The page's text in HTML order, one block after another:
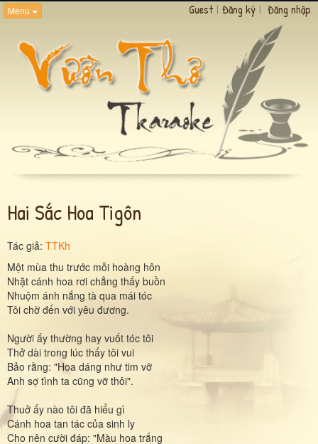
Menu Guest | Đăng ký | Đăng nhập
Hai Sắc Hoa Tigôn
Tác giả: TTKh
Một mùa thu trước mỗi hoàng hôn
Nhặt cánh hoa rơi chẳng thấy buồn
Nhuộm ánh nắng tà qua mái tóc
Tôi chờ đến với yêu đương.
Người ấy thường hay vuốt tóc tôi
Thở dài trong lúc thấy tôi vui
Bảo rằng: "Hoa dáng như tim vỡ
Anh sợ tình ta cũng vỡ thôi".
Thuở ấy nào tôi đã hiểu gì
Cánh hoa tan tác của sinh ly
Cho nên cười đáp: "Màu hoa trắng